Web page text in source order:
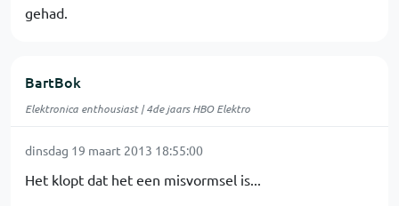
gehad.
BartBok
Elektronica enthousiast | 4de jaars HBO Elektro
dinsdag 19 maart 2013 18:55:00
Het klopt dat het een misvormsel is...